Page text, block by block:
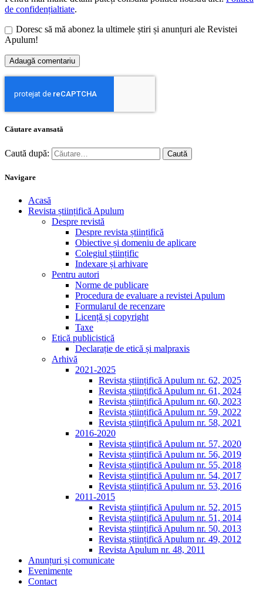
de confidențialtiate.
Doresc să mă abonez la ultimele știri și anunțuri ale Revistei
Apulum!
Căutare avansată
Caută după:
Navigare
Acasă
Revista științifică Apulum
Despre revistă
Despre revista științifică
Obiective și domeniu de aplicare
Colegiul științific
Indexare și arhivare
Pentru autori
Norme de publicare
Procedura de evaluare a revistei Apulum
Formularul de recenzare
Licență și copyright
Taxe
Etică publicistică
Declarație de etică și malpraxis
Arhivă
2021-2025
Revista științifică Apulum nr. 62, 2025
Revista științifică Apulum nr. 61, 2024
Revista științifică Apulum nr. 60, 2023
Revista științifică Apulum nr. 59, 2022
Revista științifică Apulum nr. 58, 2021
2016-2020
Revista științifică Apulum nr. 57, 2020
Revista științifică Apulum nr. 56, 2019
Revista științifică Apulum nr. 55, 2018
Revista științifică Apulum nr. 54, 2017
Revista științifică Apulum nr. 53, 2016
2011-2015
Revista științifică Apulum nr. 52, 2015
Revista științifică Apulum nr. 51, 2014
Revista științifică Apulum nr. 50, 2013
Revista științifică Apulum nr. 49, 2012
Revista Apulum nr. 48, 2011
Anunțuri și comunicate
Evenimente
Contact